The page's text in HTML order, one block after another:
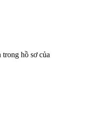
hồ sơ của